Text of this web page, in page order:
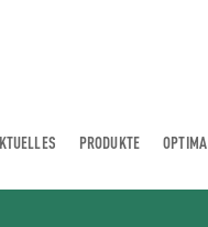
PRODUKTE OPTIMA